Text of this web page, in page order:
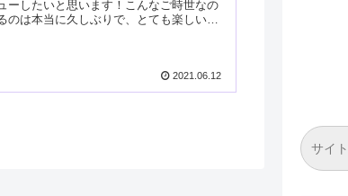
ーしたいと思います！こんなご時世なの
のは本当に久しぶりで、とても楽しい時
2021.06.12